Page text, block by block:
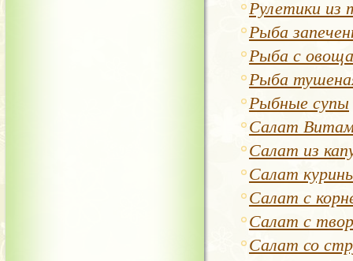
Рулетики из
Рыба
Рыба с
Рыба
Рыбные супы
Салат
Салат из
Салат
Салат с
Салат с
Салат со